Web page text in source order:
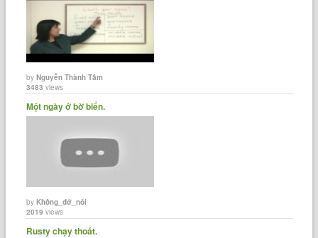
byNguyễn Thành Tâm
3483 views
Một ngày ở bờ biển.
byKhông_đở_nổi
2019 views
Rusty chạy thoát.